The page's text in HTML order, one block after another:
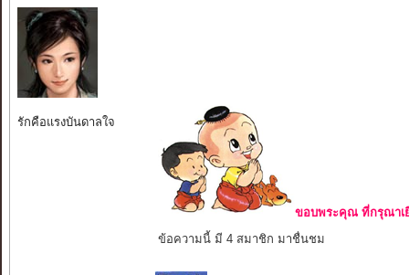
รักคือแรงบันดาลใจ
ขอบพระคุณ ที่กรุณาเ
ข้อความนี้ มี 4 สมาชิก มาชื่นชม